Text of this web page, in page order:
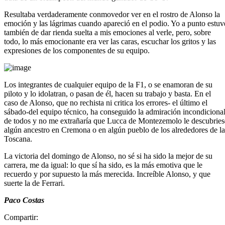
Resultaba verdaderamente conmovedor ver en el rostro de Alonso la
emoción y las lágrimas cuando apareció en el podio. Yo a punto
también de dar rienda suelta a mis emociones al verle, pero, sobre
todo, lo más emocionante era ver las caras, escuchar los gritos y las
expresiones de los componentes de su equipo.
Los integrantes de cualquier equipo de la F1, o se enamoran de su
piloto y lo idolatran, o pasan de él, hacen su trabajo y basta. En el
caso de Alonso, que no rechista ni critica los errores- el último el
sábado-del equipo técnico, ha conseguido la admiración incondicional
de todos y no me extrañaría que Lucca de Montezemolo le
algún ancestro en Cremona o en algún pueblo de los alrededores de la
Toscana.
La victoria del domingo de Alonso, no sé si ha sido la mejor de su
carrera, me da igual: lo que sí ha sido, es la más emotiva que le
recuerdo y por supuesto la más merecida. Increíble Alonso, y que
suerte la de Ferrari.
Paco Costas
Compartir: